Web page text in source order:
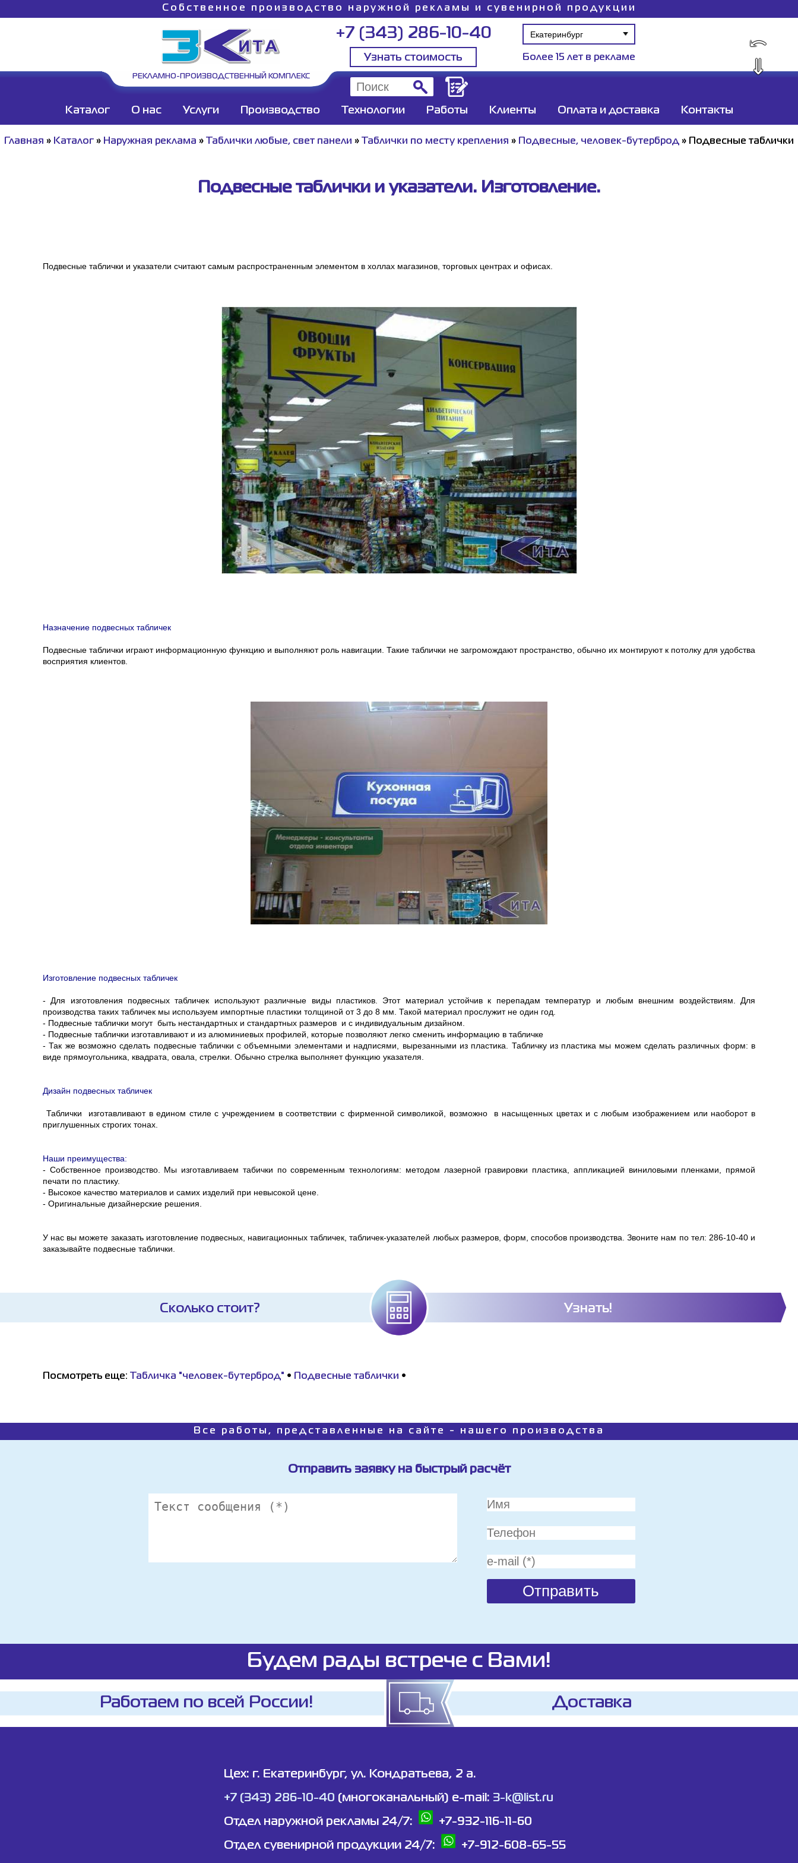
⇓
⤺
Собственное производство наружной рекламы и сувенирной продукции
РЕКЛАМНО-ПРОИЗВОДСТВЕННЫЙ КОМПЛЕКС
+7 (343) 286-10-40
Узнать стоимость Более 15 лет в рекламе
Каталог О нас Услуги Производство Технологии Работы Клиенты Оплата и доставка Контакты
Главная » Каталог » Наружная реклама » Таблички любые, свет панели » Таблички по месту крепления » Подвесные, человек-бутерброд » Подвесные таблички
Подвесные таблички и указатели. Изготовление.
Подвесные таблички и указатели считают самым распространенным элементом в холлах магазинов, торговых центрах и офисах.
Назначение подвесных табличек
Подвесные таблички играют информационную функцию и выполняют роль навигации. Такие таблички не загромождают пространство, обычно их монтируют к потолку для удобства
восприятия клиентов.
Изготовление подвесных табличек
- Для изготовления подвесных табличек используют различные виды пластиков. Этот материал устойчив к перепадам температур и любым внешним воздействиям. Для
производства таких табличек мы используем импортные пластики толщиной от 3 до 8 мм. Такой материал прослужит не один год.
- Подвесные таблички могут быть нестандартных и стандартных размеров и с индивидуальным дизайном.
- Подвесные таблички изготавливают и из алюминиевых профилей, которые позволяют легко сменить информацию в табличке
- Так же возможно сделать подвесные таблички с объемными элементами и надписями, вырезанными из пластика. Табличку из пластика мы можем сделать различных форм: в
виде прямоугольника, квадрата, овала, стрелки. Обычно стрелка выполняет функцию указателя.
Дизайн подвесных табличек
Таблички изготавливают в едином стиле с учреждением в соответствии с фирменной символикой, возможно в насыщенных цветах и с любым изображением или наоборот в
приглушенных строгих тонах.
Наши преимущества:
- Собственное производство. Мы изготавливаем табички по современным технологиям: методом лазерной гравировки пластика, аппликацией виниловыми пленками, прямой
печати по пластику.
- Высокое качество материалов и самих изделий при невысокой цене.
- Оригинальные дизайнерские решения.
У нас вы можете заказать изготовление подвесных, навигационных табличек, табличек-указателей любых размеров, форм, способов производства. Звоните нам по тел: 286-10-40 и
заказывайте подвесные таблички.
Сколько стоит? Узнать!
Посмотреть еще: Табличка "человек-бутерброд" • Подвесные таблички •
Все работы, представленные на сайте - нашего производства
Отправить заявку на быстрый расчёт
Будем рады встрече с Вами!
Работаем по всей России! Доставка
Цех: г. Екатеринбург, ул. Кондратьева, 2 а.
+7 (343) 286-10-40 (многоканальный) e-mail: 3-k@list.ru
Отдел наружной рекламы 24/7: +7-932-116-11-60
Отдел сувенирной продукции 24/7: +7-912-608-65-55